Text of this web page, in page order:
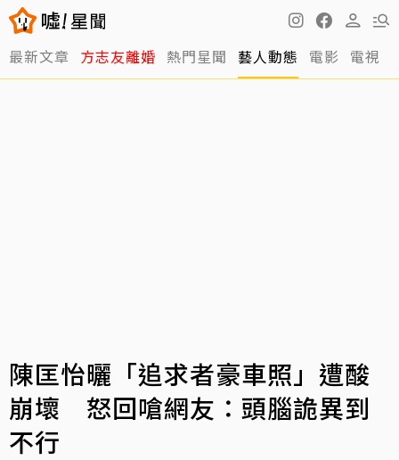
最新文章 方志友離婚 熱門星聞 藝人動態 電影 電視
陳匡怡曬「追求者豪車照」遭酸
崩壞 怒回嗆網友：頭腦詭異到
不行